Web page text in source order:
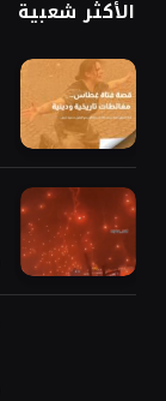
الأكثر شعبية